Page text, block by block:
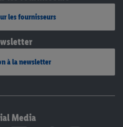
les fournisseurs
à la newsletter
Media